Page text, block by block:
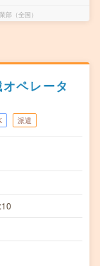
（全国）
ペレータ
派遣